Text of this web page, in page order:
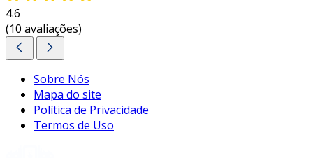
4.6
(10 avaliações)
Sobre Nós
Mapa do site
Política de Privacidade
Termos de Uso